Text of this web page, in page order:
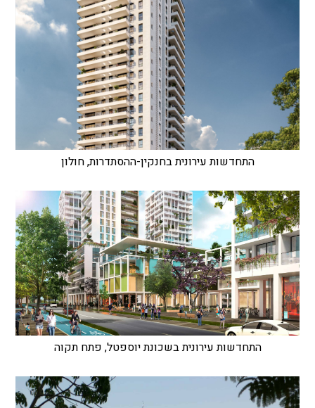
התחדשות עירונית בחנקין-ההסתדרות, חולון
התחדשות עירונית בשכונת יוספטל, פתח תקוה